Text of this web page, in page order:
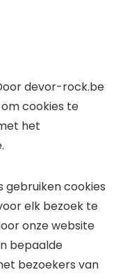
devor-rock.be
cookies te
het
cookies
elk bezoek te
onze website
bepaalde
bezoekers van